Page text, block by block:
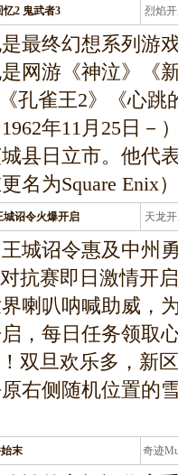
忆2 鬼武者3 烈焰
龙
最终幻想系列游
网游《神泣》《
孔雀王2》《心
年11月25日－
县日立市。他代
名为Square Enix
城诏令火爆开启 天龙
龙
城诏令惠及中州
抗赛即日激情开
喇叭呐喊助威，
，每日任务领取
双旦欢乐多，新
右侧随机位置的
末 奇迹